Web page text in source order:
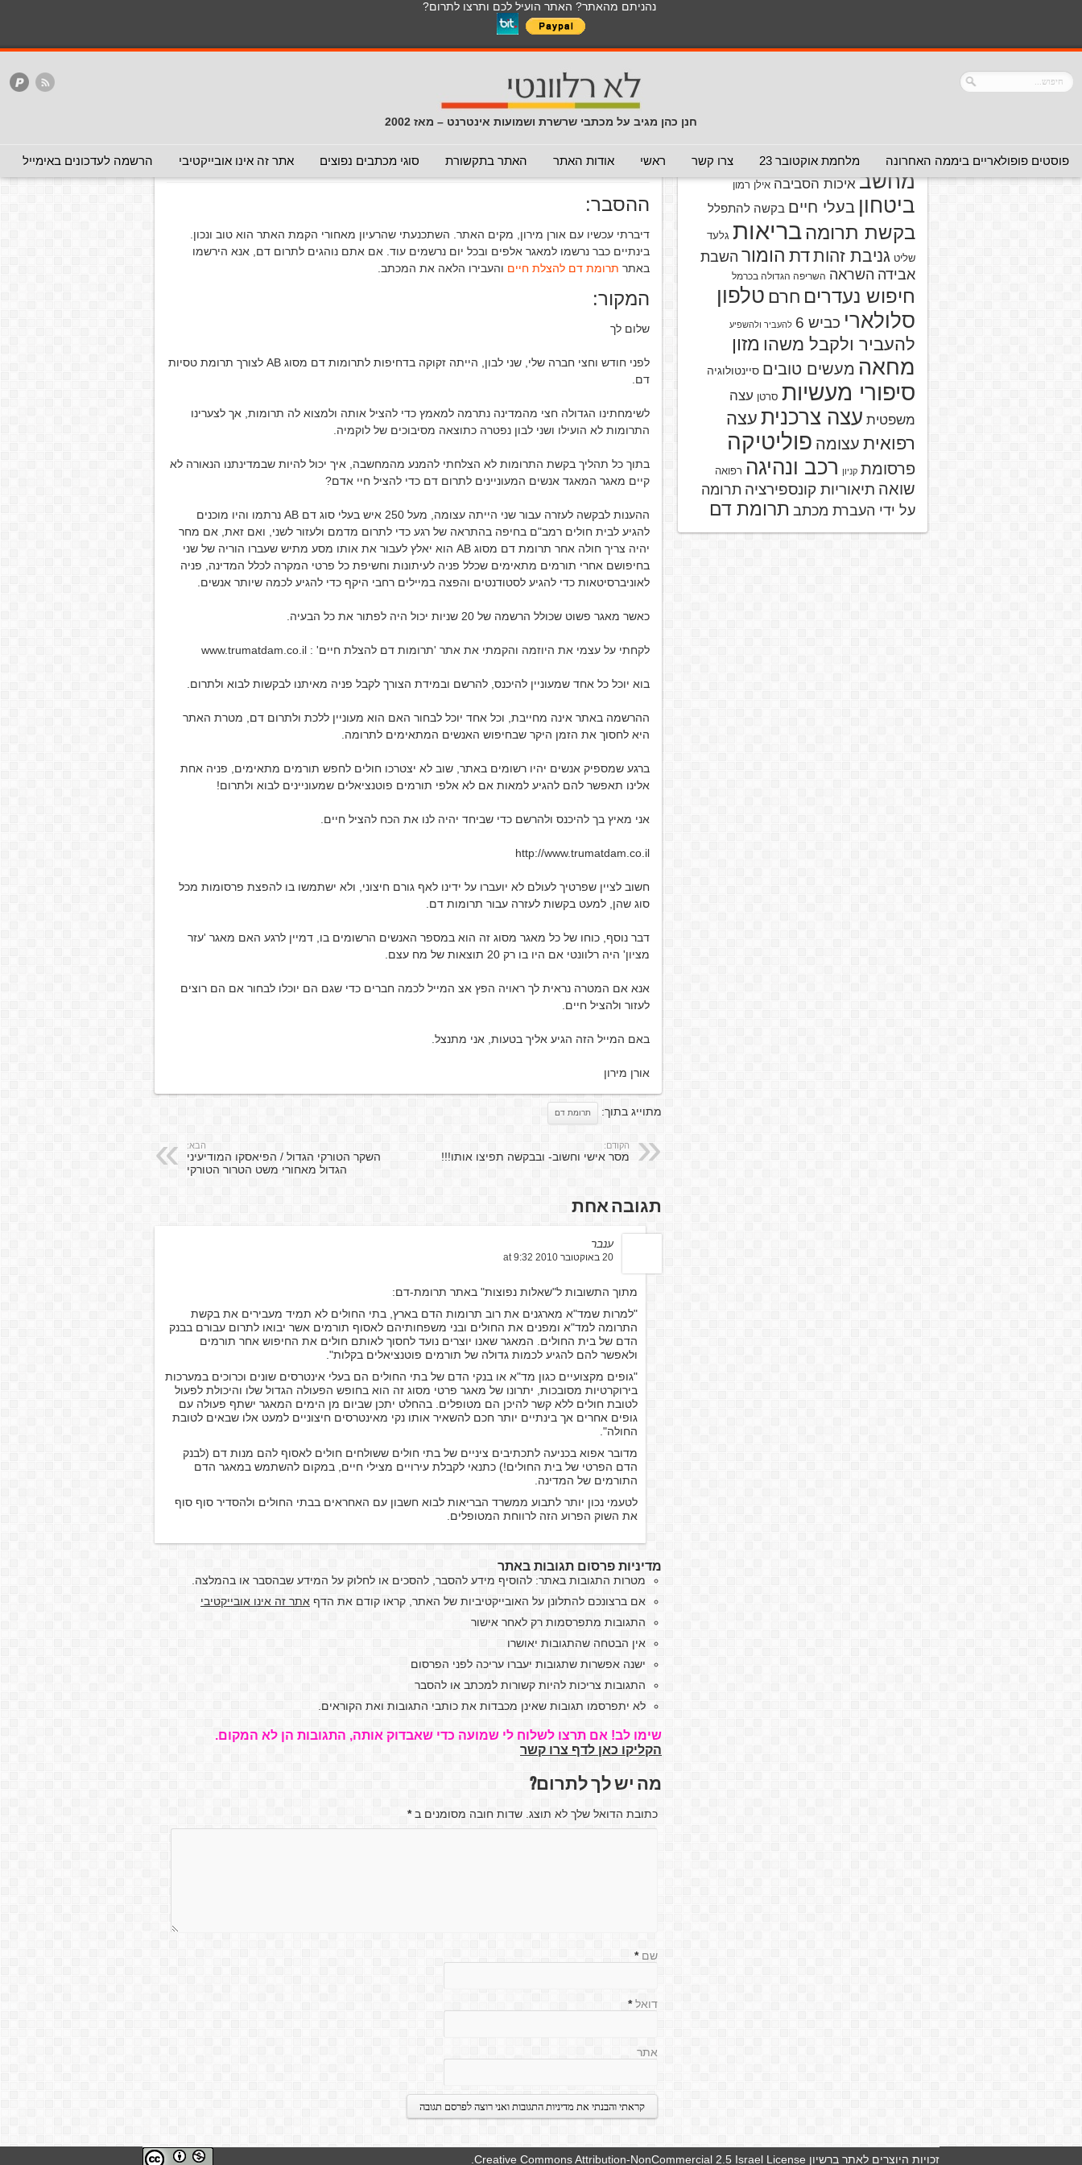
נהניתם מהאתר? האתר הועיל לכם ותרצו לתרום?
חנן כהן מגיב על מכתבי שרשרת ושמועות אינטרנט – מאז 2002
פוסטים פופולאריים ביממה האחרונה מלחמת אוקטובר 23 צרו קשר ראשי אודות האתר האתר בתקשורת סוגי מכתבים נפוצים אתר זה אינו אובייקטיבי הרשמה לעדכונים באימייל
לכל התכנים באתר בנושא נגיף הקורונה
כללי מכתב חוזר מכתבים נפוצים המלצה - לא להעביר המלצה - אפשר להעביר
המלצה - לכאן ולכאן
הנך כאן:דף הבית/המלצה - אפשר להעביר/אתר תרומות דם להצלת חיים
ההסבר:
דיברתי עכשיו עם אורן מירון, מקים האתר. השתכנעתי שהרעיון מאחורי הקמת האתר הוא טוב ונכון.
בינתיים כבר נרשמו למאגר אלפים ובכל יום נרשמים עוד. אם אתם נוהגים לתרום דם, אנא הירשמו
באתר תרומת דם להצלת חיים והעבירו הלאה את המכתב.
המקור:
שלום לך
לפני חודש וחצי חברה שלי, שני לבון, הייתה זקוקה בדחיפות לתרומות דם מסוג AB לצורך תרומת טסיות
דם.
לשימחתינו הגדולה חצי מהמדינה נתרמה למאמץ כדי להציל אותה ולמצוא לה תרומות, אך לצערינו
התרומות לא הועילו ושני לבון נפטרה כתוצאה מסיבוכים של לוקמיה.
בתוך כל תהליך בקשת התרומות לא הצלחתי להמנע מהמחשבה, איך יכול להיות שבמדינתנו הנאורה לא
קיים מאגר המאגד אנשים המעוניינים לתרום דם כדי להציל חיי אדם?
ההענות לבקשה לעזרה עבור שני הייתה עצומה, מעל 250 איש בעלי סוג דם AB נרתמו והיו מוכנים
להגיע לבית חולים רמב"ם בחיפה בהתראה של רגע כדי לתרום מדמם ולעזור לשני, ואם זאת, אם מחר
יהיה צריך חולה אחר תרומת דם מסוג AB הוא יאלץ לעבור את אותו מסע מתיש שעברו הוריה של שני
בחיפושם אחרי תורמים מתאימים שכלל פניה לעיתונות וחשיפת כל פרטי המקרה לכלל המדינה, פניה
לאוניברסיטאות כדי להגיע לסטודנטים והפצה במיילים רחבי היקף כדי להגיע לכמה שיותר אנשים.
כאשר מאגר פשוט שכולל הרשמה של 20 שניות יכול היה לפתור את כל הבעיה.
לקחתי על עצמי את היוזמה והקמתי את אתר 'תרומות דם להצלת חיים' : www.trumatdam.co.il
בוא יוכל כל אחד שמעוניין להיכנס, להרשם ובמידת הצורך לקבל פניה מאיתנו לבקשות לבוא ולתרום.
ההרשמה באתר אינה מחייבת, וכל אחד יוכל לבחור האם הוא מעוניין ללכת ולתרום דם, מטרת האתר
היא לחסוך את הזמן היקר שבחיפוש האנשים המתאימים לתרומה.
ברגע שמספיק אנשים יהיו רשומים באתר, שוב לא יצטרכו חולים לחפש תורמים מתאימים, פניה אחת
אלינו תאפשר להם להגיע למאות אם לא אלפי תורמים פוטנציאלים שמעוניינים לבוא ולתרום!
אני מאיץ בך להיכנס ולהרשם כדי שביחד יהיה לנו את הכח להציל חיים.
http://www.trumatdam.co.il
חשוב לציין שפרטיך לעולם לא יועברו על ידינו לאף גורם חיצוני, ולא ישתמשו בו להפצת פרסומות מכל
סוג שהן, למעט בקשות לעזרה עבור תרומות דם.
דבר נוסף, כוחו של כל מאגר מסוג זה הוא במספר האנשים הרשומים בו, דמיין לרגע האם מאגר 'עזר
מציון' היה רלוונטי אם היו בו רק 20 תוצאות של מח עצם.
אנא אם המטרה נראית לך ראויה הפץ אצ המייל לכמה חברים כדי שגם הם יוכלו לבחור אם הם רוצים
לעזור ולהציל חיים.
באם המייל הזה הגיע אליך בטעות, אני מתנצל.
אורן מירון
מתוייג בתוך: תרומת דם
הקודם:
מסר אישי וחשוב- ובבקשה תפיצו אותו!!!
הבא:
השקר הטורקי הגדול / הפיאסקו המודיעיני
הגדול מאחורי משט הטרור הטורקי
תגובה אחת
ענבר
20 באוקטובר 2010 at 9:32
מתוך התשובות ל"שאלות נפוצות" באתר תרומת-דם:
"למרות שמד"א מארגנים את רוב תרומות הדם בארץ, בתי החולים לא תמיד מעבירים את בקשת
התרומה למד"א ומפנים את החולים ובני משפחותיהם לאסוף תורמים אשר יבואו לתרום עבורם בבנק
הדם של בית החולים. המאגר שאנו יוצרים נועד לחסוך לאותם חולים את החיפוש אחר תורמים
ולאפשר להם להגיע לכמות גדולה של תורמים פוטנציאלים בקלות".
"גופים מקצועיים כגון מד"א או בנקי הדם של בתי החולים הם בעלי אינטרסים שונים וכרוכים במערכות
בירוקרטיות מסובכות, יתרונו של מאגר פרטי מסוג זה הוא בחופש הפעולה הגדול שלו והיכולת לפעול
לטובת חולים ללא קשר להיכן הם מטופלים. בהחלט יתכן שביום מן הימים המאגר ישתף פעולה עם
גופים אחרים אך בינתיים יותר חכם להשאיר אותו נקי מאינטרסים חיצוניים למעט אלו שבאים לטובת
החולה".
מדובר אפוא בכניעה לתכתיבים ציניים של בתי חולים ששולחים חולים לאסוף להם מנות דם (לבנק
הדם הפרטי של בית החולים!) כתנאי לקבלת עירויים מצילי חיים, במקום להשתמש במאגר הדם
התורמים של המדינה.
לטעמי נכון יותר לתבוע ממשרד הבריאות לבוא חשבון עם האחראים בבתי החולים ולהסדיר סוף סוף
את השוק הפרוע הזה לרווחת המטופלים.
מדיניות פרסום תגובות באתר
מטרות התגובות באתר: להוסיף מידע להסבר, להסכים או לחלוק על המידע שבהסבר או בהמלצה.
אם ברצונכם להתלונן על האובייקטיביות של האתר, קראו קודם את הדף אתר זה אינו אובייקטיבי
התגובות מתפרסמות רק לאחר אישור
אין הבטחה שהתגובות יאושרו
ישנה אפשרות שתגובות יעברו עריכה לפני הפרסום
התגובות צריכות להיות קשורות למכתב או להסבר
לא יתפרסמו תגובות שאינן מכבדות את כותבי התגובות ואת הקוראים.
שימו לב! אם תרצו לשלוח לי שמועה כדי שאבדוק אותה, התגובות הן לא המקום.
הקליקו כאן לדף צרו קשר
מה יש לך לתרום?
כתובת הדואל שלך לא תוצג. שדות חובה מסומנים ב*
שם *
דואל *
אתר
מפני מוצריםאזהרת וירוס
מחשב איכות הסביבה אילן רמון
ביטחון בעלי חיים בקשה להתפלל
בקשת תרומהבריאות גלעד
שליט גניבת זהותדת הומור השבת
אבידה השראה השריפה הגדולה בכרמל
חיפוש נעדרים חרם טלפון
סלולארי כביש 6 להעביר ולהשפיע
להעביר ולקבל משהו מזון
מחאה מעשים טובים סיינטולוגיה
סיפורי מעשיות סרטן עצה
משפטית עצה צרכנית עצה
רפואית עצומה פוליטיקה
פרסומת קניון רכב ונהיגה רפואה
שואה תיאוריות קונספירציה תרומה
על ידי העברת מכתב תרומת דם
זכויות היוצרים לאתר ברשיון Creative Commons Attribution-NonCommercial 2.5 Israel License